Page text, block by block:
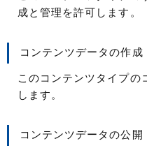
成と管理を許可します。
コンテンツデータの作成
このコンテンツタイプの
します。
コンテンツデータの公開